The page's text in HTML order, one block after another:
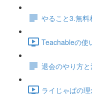
やること3.無料
Teachableの使
退会のやり方
ライじゃぱの